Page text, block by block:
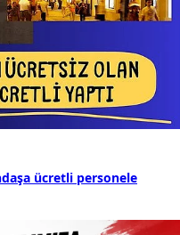
ücretli personele